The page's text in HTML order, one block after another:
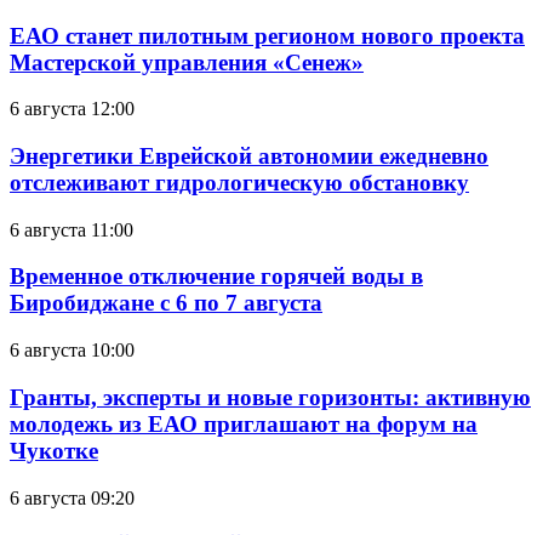
ЕАО станет пилотным регионом нового проекта
Мастерской управления «Сенеж»
6 августа 12:00
Энергетики Еврейской автономии ежедневно
отслеживают гидрологическую обстановку
6 августа 11:00
Временное отключение горячей воды в
Биробиджане с 6 по 7 августа
6 августа 10:00
Гранты, эксперты и новые горизонты: активную
молодежь из ЕАО приглашают на форум на
Чукотке
6 августа 09:20